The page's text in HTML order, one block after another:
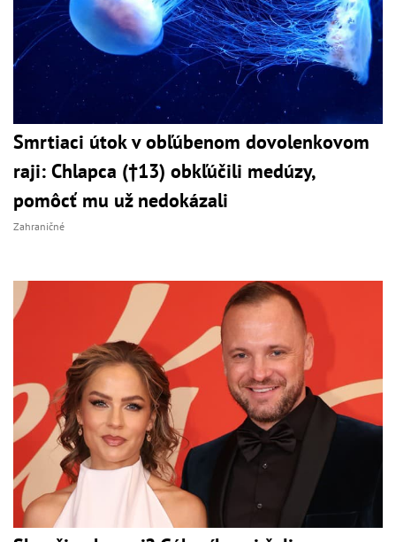
Smrtiaci útok v obľúbenom dovolenkovom
raji: Chlapca (†13) obkľúčili medúzy,
pomôcť mu už nedokázali
Zahraničné